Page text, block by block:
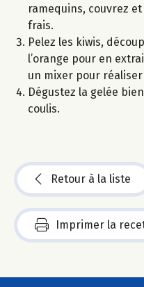
ramequins, couvrez
frais.
Pelez les kiwis,
l’orange pour en
un mixer pour
Dégustez la gelée
coulis.
Retour à la liste
Imprimer la